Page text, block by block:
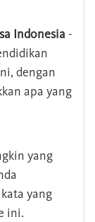
Indonesia -
dengan
apa yang
yang
yang
ini.